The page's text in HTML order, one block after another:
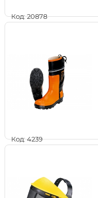
Код: 20878
Код: 4239